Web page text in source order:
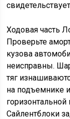
Ходовая часть
Проверьте
кузова
неисправны.
тяг
на подъемнике
Сайлентблоки